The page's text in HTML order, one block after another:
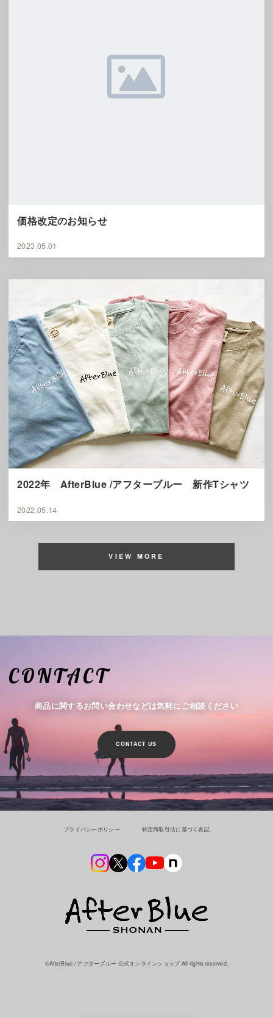
価格改定のお知らせ
2023.05.01
2022年 AfterBlue /アフターブルー 新作Tシャツ
2022.05.14
VIEW MORE
CONTACT
商品に関するお問い合わせなどは気軽にご相談ください
CONTACT US
プライバシーポリシー 特定商取引法に基づく表記
©︎AfterBlue / アフターブルー 公式オンラインショップ All rights reserved.